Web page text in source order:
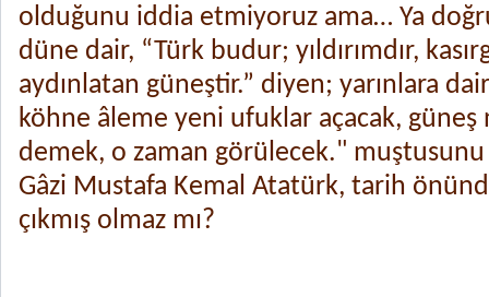
olduğunu iddia etmiyoruz ama… Ya
düne dair, “Türk budur; yıldırımdır,
aydınlatan güneştir.” diyen; yarınlara
köhne âleme yeni ufuklar açacak,
demek, o zaman görülecek."
Gâzi Mustafa Kemal Atatürk, tarih
çıkmış olmaz mı?